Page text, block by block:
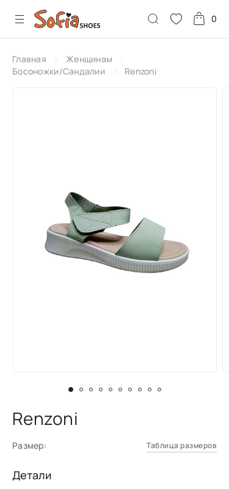
0
Главная
Женщинам
Босоножки/Сандалии
Renzoni
Renzoni
Размер: Таблица размеров
Детали